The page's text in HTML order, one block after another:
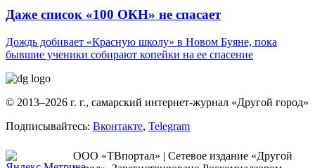
Даже список «100 ОКН» не спасает
Дождь добивает «Красную школу» в Новом Буяне, пока
бывшие ученики собирают копейки на ее спасение
© 2013–2026 г. г., самарский интернет-журнал «Другой город»
Подписывайтесь: Вконтакте, Telegram
ООО «ТВпортал» | Сетевое издание «Другой